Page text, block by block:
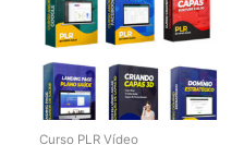
Curso PLR Vídeo